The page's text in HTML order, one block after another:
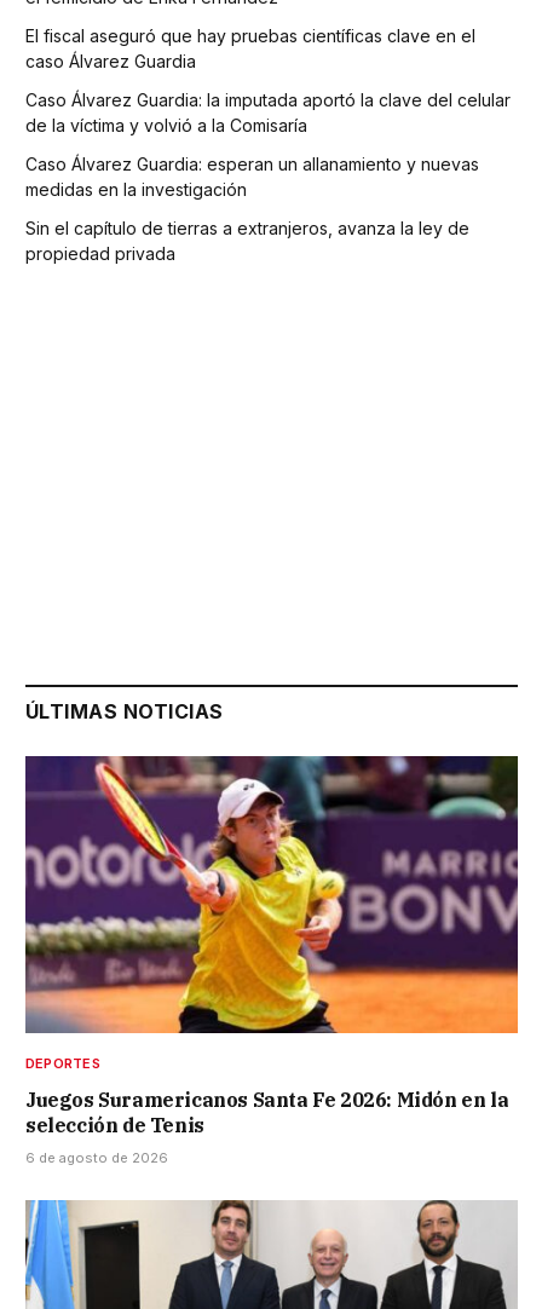
El fiscal aseguró que hay pruebas científicas clave en el
caso Álvarez Guardia
Caso Álvarez Guardia: la imputada aportó la clave del celular
de la víctima y volvió a la Comisaría
Caso Álvarez Guardia: esperan un allanamiento y nuevas
medidas en la investigación
Sin el capítulo de tierras a extranjeros, avanza la ley de
propiedad privada
ÚLTIMAS NOTICIAS
DEPORTES
Juegos Suramericanos Santa Fe 2026: Midón en la
selección de Tenis
6 de agosto de 2026